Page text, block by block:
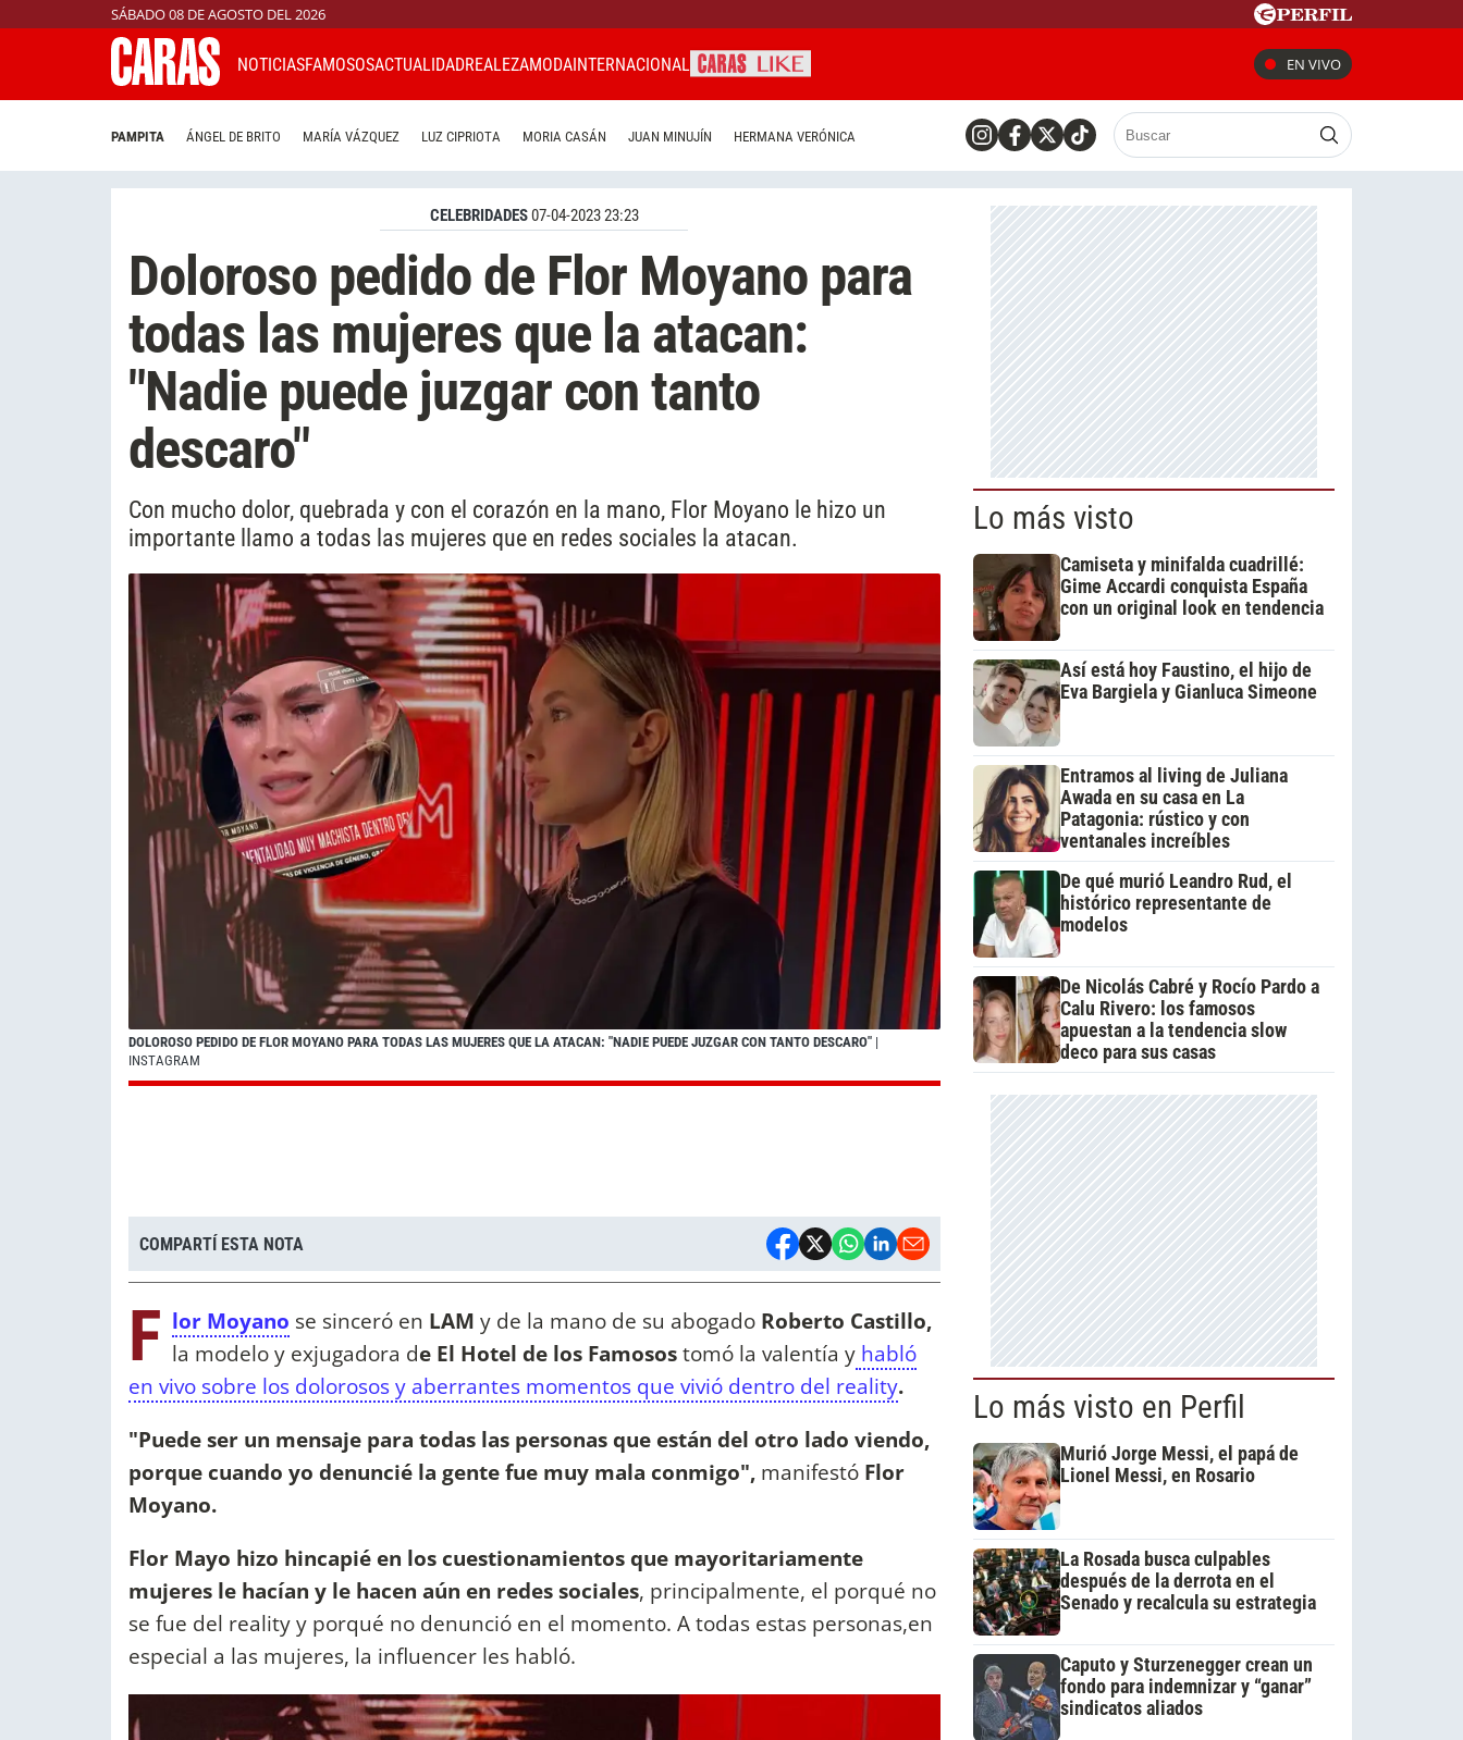
SÁBADO 08 DE AGOSTO DEL 2026
NOTICIASFAMOSOSACTUALIDADREALEZAMODAINTERNACIONAL EN VIVO
PAMPITA ÁNGEL DE BRITO MARÍA VÁZQUEZ LUZ CIPRIOTA MORIA CASÁN JUAN MINUJÍN HERMANA VERÓNICA
CELEBRIDADES07-04-2023 23:23
Doloroso pedido de Flor Moyano para
todas las mujeres que la atacan:
"Nadie puede juzgar con tanto
descaro"
Con mucho dolor, quebrada y con el corazón en la mano, Flor Moyano le hizo un
importante llamo a todas las mujeres que en redes sociales la atacan.
DOLOROSO PEDIDO DE FLOR MOYANO PARA TODAS LAS MUJERES QUE LA ATACAN: "NADIE PUEDE JUZGAR CON TANTO DESCARO" |
INSTAGRAM
COMPARTÍ ESTA NOTA
F lor Moyano se sinceró en LAM y de la mano de su abogado Roberto Castillo,
la modelo y exjugadora de El Hotel de los Famosostomó la valentía y habló
en vivo sobre los dolorosos y aberrantes momentos que vivió dentro del reality.
"Puede ser un mensaje para todas las personas que están del otro lado viendo,
porque cuando yo denuncié la gente fue muy mala conmigo", manifestó Flor
Moyano.
Flor Mayo hizo hincapié en los cuestionamientos que mayoritariamente
mujeres le hacían y le hacen aún en redes sociales, principalmente, el porqué no
se fue del reality y porqué no denunció en el momento. A todas estas personas,en
especial a las mujeres, la influencer les habló.
Lo más visto
Camiseta y minifalda cuadrillé:
Gime Accardi conquista España
con un original look en tendencia
Así está hoy Faustino, el hijo de
Eva Bargiela y Gianluca Simeone
Entramos al living de Juliana
Awada en su casa en La
Patagonia: rústico y con
ventanales increíbles
De qué murió Leandro Rud, el
histórico representante de
modelos
De Nicolás Cabré y Rocío Pardo a
Calu Rivero: los famosos
apuestan a la tendencia slow
deco para sus casas
Lo más visto en Perfil
Murió Jorge Messi, el papá de
Lionel Messi, en Rosario
La Rosada busca culpables
después de la derrota en el
Senado y recalcula su estrategia
Caputo y Sturzenegger crean un
fondo para indemnizar y “ganar”
sindicatos aliados